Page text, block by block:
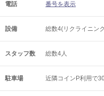
電話 番号を表示
設備 総数4(リクライニン
スタッフ数 総数4人
駐車場 近隣コインP利用で